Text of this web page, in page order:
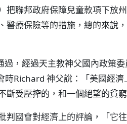
把聯邦政府保障兒童款項下放
醫療保險等的措施，總的來說
，經過天主教神父國內政策
時Richard 神父說：「美國經
受壓搾的，和一個絕望的貧窮
判國會對經濟上的評論，「它